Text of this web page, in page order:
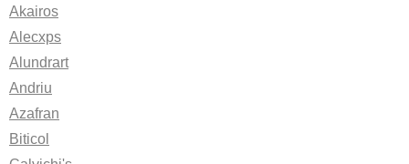
Akairos
Alecxps
Alundrart
Andriu
Azafran
Biticol